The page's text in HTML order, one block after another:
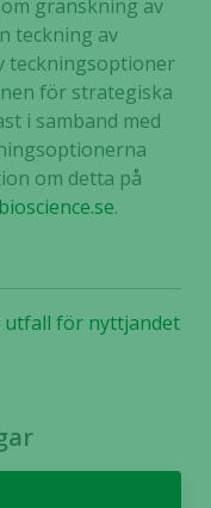
granskning av
teckning av
teckningsoptioner
för strategiska
i samband med
om detta på
.
utfall för nyttjandet
att vår
ska
så
som
ditt
Om
försvinna